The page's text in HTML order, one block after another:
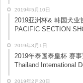
2019年5月10日
2019亚洲杯& 韩国犬业
PACIFIC SECTION
2019年3月1日
2019年泰国泰皇杯 赛
Thailand International
2019年2月20日